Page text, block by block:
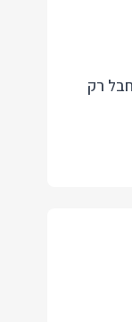
רק